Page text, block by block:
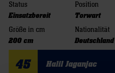
Status
Einsatzbereit
Position
Torwart
Größe in cm
200 cm
Nationalität
Deutschland
45 Halil Jaganjac